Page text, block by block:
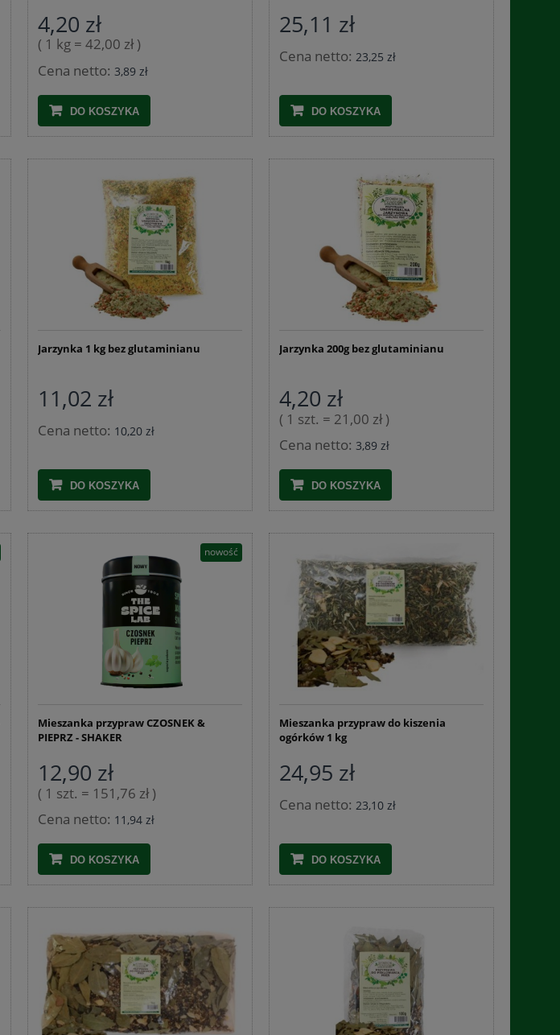
Nadziewarka do kiełbas 3kg
209,99 zł
Cena regularna:245,99 zł
Czosnek granulowany 1 kg
31,34 zł
4,20 zł
( 1 kg = 42,00 zł )
Cena netto: 3,89 zł
DO KOSZYKA
25,11 zł
Cena netto: 23,25 zł
DO KOSZYKA
Jarzynka 1 kg bez glutaminianu
11,02 zł
Cena netto: 10,20 zł
DO KOSZYKA
Jarzynka 200g bez glutaminianu
4,20 zł
( 1 szt. = 21,00 zł )
Cena netto: 3,89 zł
DO KOSZYKA
Mieszanka przypraw CZOSNEK &
PIEPRZ - SHAKER
12,90 zł
( 1 szt. = 151,76 zł )
Cena netto: 11,94 zł
DO KOSZYKA
nowość
Mieszanka przypraw do kiszenia
ogórków 1 kg
24,95 zł
Cena netto: 23,10 zł
DO KOSZYKA